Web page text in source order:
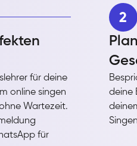
für deine
online singen
Wartezeit.
für
2
deine